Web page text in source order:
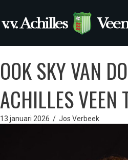
OOK SKY VAN
ACHILLES VEEN
13 januari 2026 / Jos Verbeek